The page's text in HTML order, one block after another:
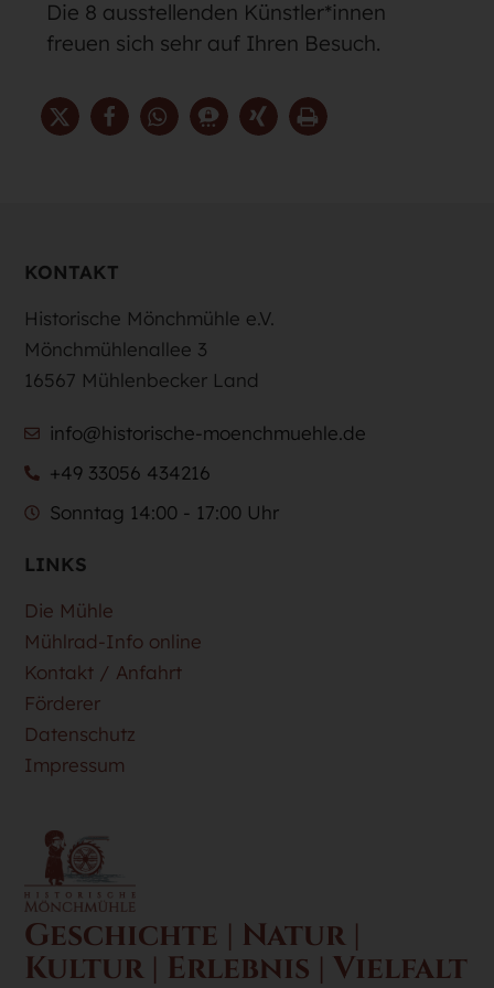
Die 8 ausstellenden Künstler*innen
freuen sich sehr auf Ihren Besuch.
Geschichte | Natur |
Kultur | Erlebnis | Vielfalt
LINKS
Die Mühle
Mühlrad-Info online
Kontakt / Anfahrt
Förderer
Datenschutz
Impressum
KONTAKT
Historische Mönchmühle e.V.
Mönchmühlenallee 3
16567 Mühlenbecker Land
info@historische-moenchmuehle.de
+49 33056 434216
Sonntag 14:00 - 17:00 Uhr